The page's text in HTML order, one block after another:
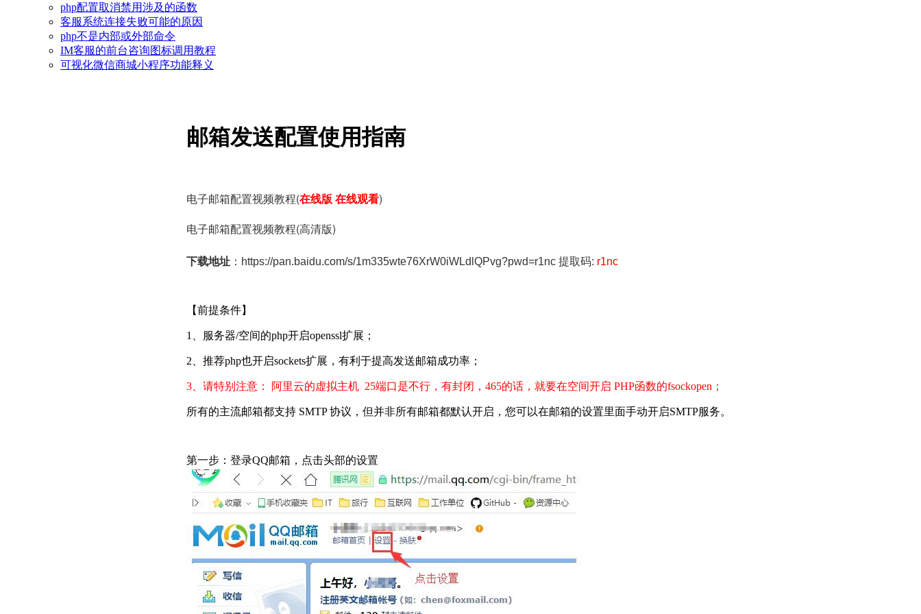
php配置取消禁用涉及的函数
客服系统连接失败可能的原因
php不是内部或外部命令
IM客服的前台咨询图标调用教程
可视化微信商城小程序功能释义
邮箱发送配置使用指南
电子邮箱配置视频教程(在线版 在线观看)
电子邮箱配置视频教程(高清版)
下载地址 ： https://pan.baidu.com/s/1m335wte76XrW0iWLdlQPvg?pwd=r1nc 提取码: r1nc
【前提条件】
1、服务器/空间的php开启openssl扩展；
2、推荐php也开启sockets扩展，有利于提高发送邮箱成功率；
3、请特别注意： 阿里云的虚拟主机 25端口是不行，有封闭，465的话，就要在空间开启 PHP函数的fsockopen；
所有的主流邮箱都支持 SMTP 协议，但并非所有邮箱都默认开启，您可以在邮箱的设置里面手动开启SMTP服务。
第一步：登录QQ邮箱，点击头部的设置